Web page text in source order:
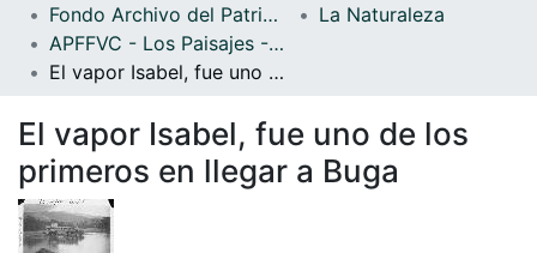
Statistics
Fondo Archivo del Patrimonio Fotográfico y Fílmico del Valle del Cauca
La Naturaleza
APFFVC - Los Paisajes - Patrimonial
El vapor Isabel, fue uno de los primeros en llegar a Buga
El vapor Isabel, fue uno de los
primeros en llegar a Buga